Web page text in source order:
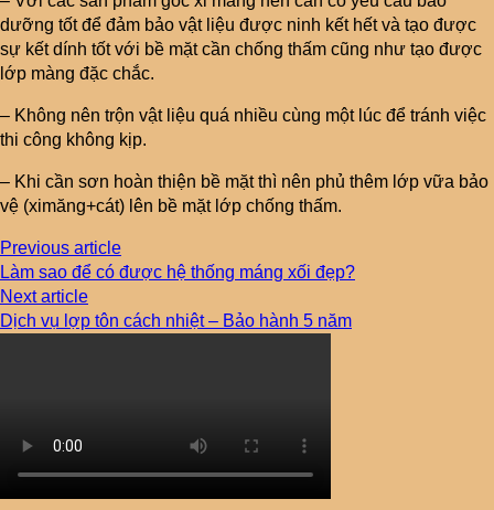
dưỡng tốt để đảm bảo vật liệu được ninh kết hết và tạo được
sự kết dính tốt với bề mặt cần chống thấm cũng như tạo được
lớp màng đặc chắc.
– Không nên trộn vật liệu quá nhiều cùng một lúc để tránh việc
thi công không kịp.
– Khi cần sơn hoàn thiện bề mặt thì nên phủ thêm lớp vữa bảo
vệ (ximăng+cát) lên bề mặt lớp chống thấm.
Previous article
Làm sao để có được hệ thống máng xối đẹp?
Next article
Dịch vụ lợp tôn cách nhiệt – Bảo hành 5 năm